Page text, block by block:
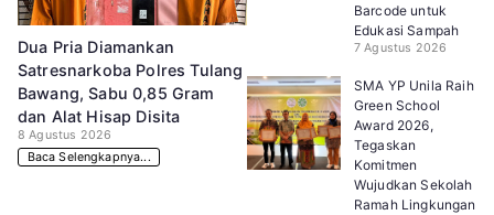
Dua Pria Diamankan
Satresnarkoba Polres Tulang
Bawang, Sabu 0,85 Gram
dan Alat Hisap Disita
8 Agustus 2026
Baca Selengkapnya...
Barcode untuk
Edukasi Sampah
7 Agustus 2026
SMA YP Unila Raih
Green School
Award 2026,
Tegaskan
Komitmen
Wujudkan Sekolah
Ramah Lingkungan